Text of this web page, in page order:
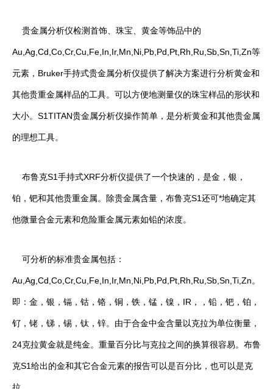
贵金属分析仪检测首饰、珠宝、黄金等饰品中的
Au,Ag,Cd,Co,Cr,Cu,Fe,In,Ir,Mn,Ni,Pb,Pd,Pt,Rh,Ru,Sb,Sn,Ti,Zn等
元素，Bruker手持式贵金属分析仪提供了解决方案进行分析黄金和
其他贵重金属样品的工具。可以方便地测量仪的珠宝样品的形状和
大小。S1TITAN贵金属分析仪操作简单，是分析黄金和其他贵金属
的理想工具。
布鲁克S1手持式XRF分析仪提供了一个快速的，是金，银，
铂，钯和其他贵重金属。除贵金属含量，布鲁克S1还可*地确定其
他微量合金元素和危险重金属元素如铅的浓度。
可分析的标准贵金属包括：
Au,Ag,Cd,Co,Cr,Cu,Fe,In,Ir,Mn,Ni,Pb,Pd,Pt,Rh,Ru,Sb,Sn,Ti,Zn。
即：金，银，镉，钴，铬，铜，铁，锰，镍，IR，，铅，钯，铂，
钌，铑，锑，锡，钛，锌。由于合金中金含量以克拉为单位衡量，
24克拉黄金就是纯金。重量百分比与克拉之间的换算很容易。布鲁
克S1给出的金和其它合金元素的报告可以是百分比，也可以是克